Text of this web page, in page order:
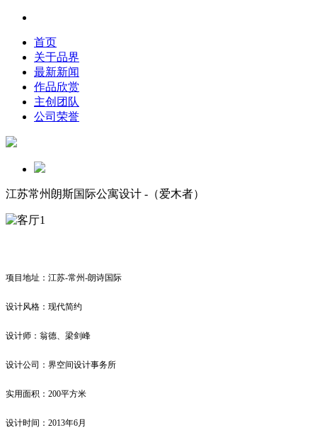
首页
关于品界
最新新闻
作品欣赏
主创团队
公司荣誉
江苏常州朗斯国际公寓设计 -（爱木者）
项目地址：江苏-常州-朗诗国际
设计风格：现代简约
设计师：翁德、梁剑峰
设计公司：界空间设计事务所
实用面积：200平方米
设计时间：2013年6月